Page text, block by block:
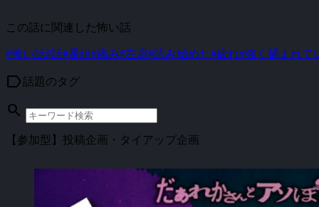
この話に関連した怖い話
#怖い話#話#番組#痛み#左肩#読み始めた#疲れ#強く捕まれて
label話題のタグ
search
【参加型】投稿企画・タイアップ企画